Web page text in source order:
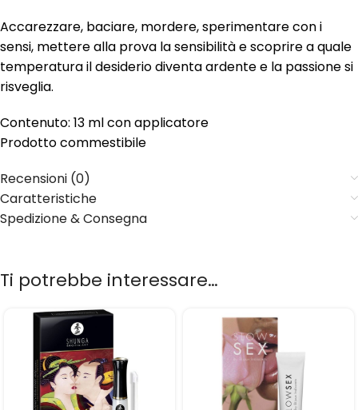
Accarezzare, baciare, mordere, sperimentare con i
sensi, mettere alla prova la sensibilità e scoprire a quale
temperatura il desiderio diventa ardente e la passione si
risveglia.
Contenuto: 13 ml con applicatore
Prodotto commestibile
Recensioni (0)
Caratteristiche
Spedizione & Consegna
Ti potrebbe interessare…